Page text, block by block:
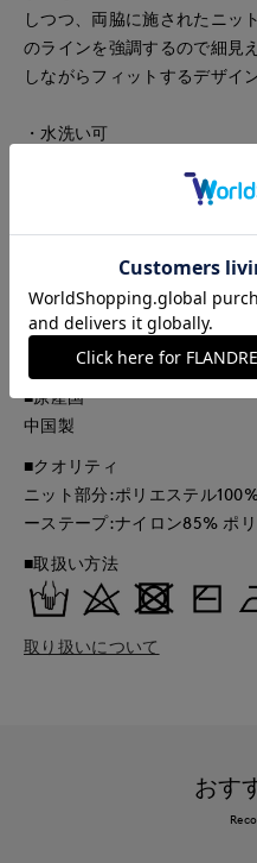
しつつ、両脇に施されたニッ
のラインを強調するので細見
しながらフィットするデザイ
・水洗い可
なる場合がございます。
■品番
61172021
■原産国
中国製
■クオリティ
ニット部分:ポリエステル
ーステープ:ナイロン85% ポ
■取扱い方法
取り扱いについて
おす